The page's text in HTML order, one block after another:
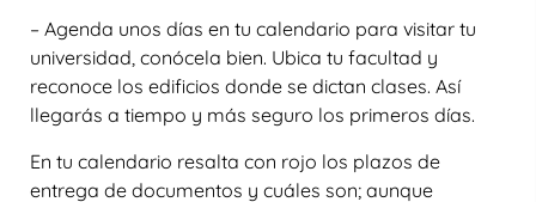
– Agenda unos días en tu calendario para visitar tu
universidad, conócela bien. Ubica tu facultad y
reconoce los edificios donde se dictan clases. Así
llegarás a tiempo y más seguro los primeros días.
En tu calendario resalta con rojo los plazos de
entrega de documentos y cuáles son; aunque